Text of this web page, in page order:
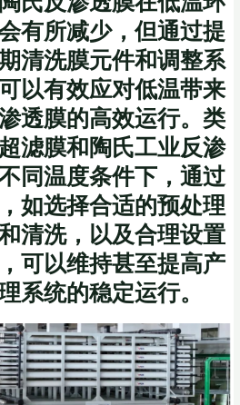
有所减少，但通过提
清洗膜元件和调整系
以有效应对低温带来
透膜的高效运行。类
滤膜和陶氏工业反渗
同温度条件下，通过
如选择合适的预处理
清洗，以及合理设置
可以维持甚至提高产
系统的稳定运行。